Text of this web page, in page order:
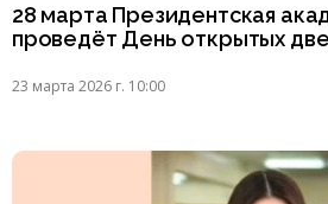
28 марта Президентская
проведёт День открытых
23 марта 2026 г. 10:00